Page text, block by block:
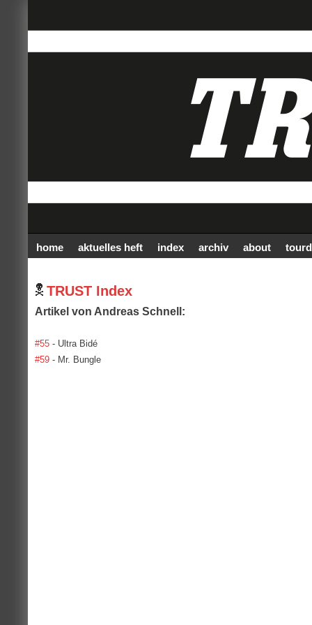
home aktuelles heft index archiv about
TRUST Index
Artikel von Andreas Schnell:
#55 - Ultra Bidé
#59 - Mr. Bungle